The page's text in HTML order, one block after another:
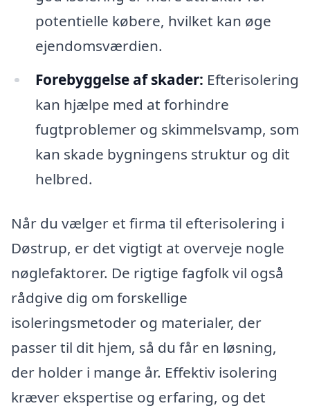
potentielle købere, hvilket kan øge
ejendomsværdien.
Forebyggelse af skader: Efterisolering
kan hjælpe med at forhindre
fugtproblemer og skimmelsvamp, som
kan skade bygningens struktur og dit
helbred.
Når du vælger et firma til efterisolering i
Døstrup, er det vigtigt at overveje nogle
nøglefaktorer. De rigtige fagfolk vil også
rådgive dig om forskellige
isoleringsmetoder og materialer, der
passer til dit hjem, så du får en løsning,
der holder i mange år. Effektiv isolering
kræver ekspertise og erfaring, og det